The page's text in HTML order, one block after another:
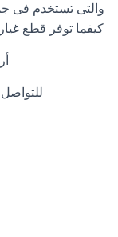
والتى تستخدم فى
كيفما توفر قطع